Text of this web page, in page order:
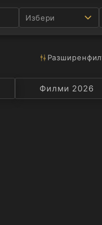
Избери
Разширен
Селекция
Филми 2026